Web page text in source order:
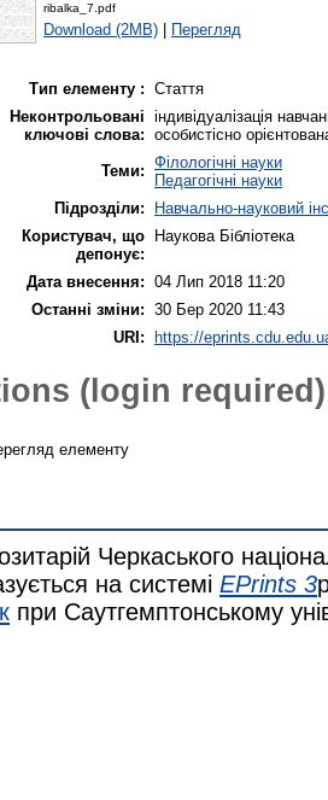
ribalka_7.pdf
Download (2MB) Перегляд
Тип елементу : Стаття
Неконтрольовані
ключові слова:
індивідуалізація
особистісно
Теми: Філологічні науки
Педагогічні науки
Підрозділи:
Навчально-науковий
Користувач, що
депонує:
Наукова Бібліотека
Дата внесення: 04 Лип 2018 11:20
Останні зміни: 30 Бер 2020 11:43
URI:
https://
(login required)
елементу
Черкаського
на системі EPrints 3
при Саутгемптонському